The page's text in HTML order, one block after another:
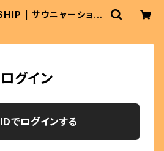
| サウニャーショッ
ログイン
でログインする